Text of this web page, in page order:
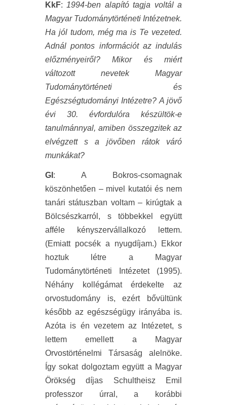
KkF: 1994-ben alapító tagja voltál a
Magyar Tudománytörténeti Intézetnek.
Ha jól tudom, még ma is Te vezeted.
Adnál pontos információt az indulás
előzményeiről? Mikor és miért
változott nevetek Magyar
Tudománytörténeti és
Egészségtudományi Intézetre? A jövő
évi 30. évfordulóra készültök-e
tanulmánnyal, amiben összegzitek az
elvégzett s a jövőben rátok váró
munkákat?
GI : A Bokros-csomagnak
köszönhetően – mivel kutatói és nem
tanári státuszban voltam – kirúgtak a
Bölcsészkarról, s többekkel együtt
afféle kényszervállalkozó lettem.
(Emiatt pocsék a nyugdíjam.) Ekkor
hoztuk létre a Magyar
Tudománytörténeti Intézetet (1995).
Néhány kollégámat érdekelte az
orvostudomány is, ezért bővültünk
később az egészségügy irányába is.
Azóta is én vezetem az Intézetet, s
lettem emellett a Magyar
Orvostörténelmi Társaság alelnöke.
Így sokat dolgoztam együtt a Magyar
Örökség díjas Schultheisz Emil
professzor úrral, a korábbi